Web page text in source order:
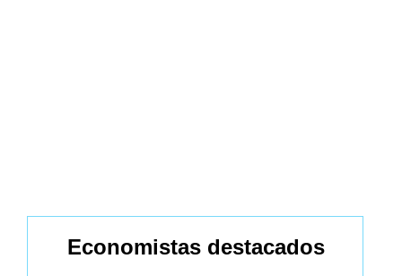
Economistas destacados